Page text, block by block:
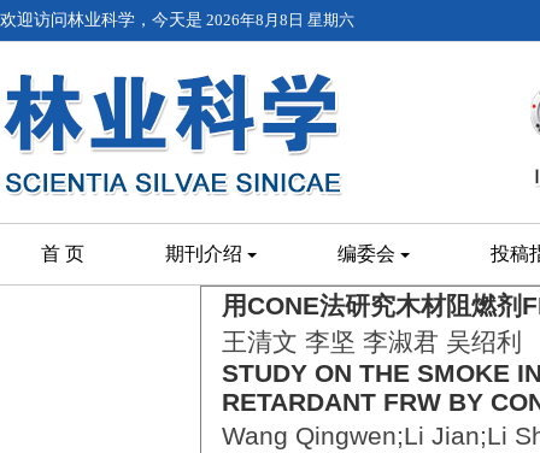
欢迎访问林业科学，今天是 2026年8月8日 星期六
首 页 期刊介绍 编委会 投稿
用CONE法研究木材阻燃剂
王清文 李坚 李淑君 吴绍利
STUDY ON THE SMOKE
RETARDANT FRW BY
Wang Qingwen;Li Jian;Li